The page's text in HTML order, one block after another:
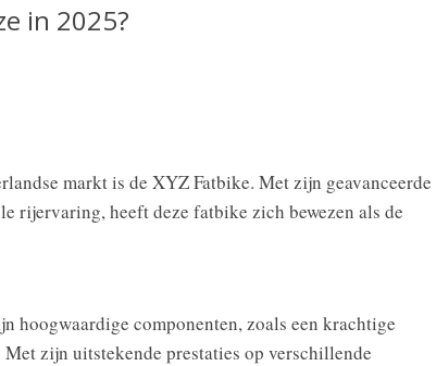
in 2025?
markt is de XYZ Fatbike. Met zijn geavanceerde
rijervaring, heeft deze fatbike zich bewezen als de
hoogwaardige componenten, zoals een krachtige
zijn uitstekende prestaties op verschillende